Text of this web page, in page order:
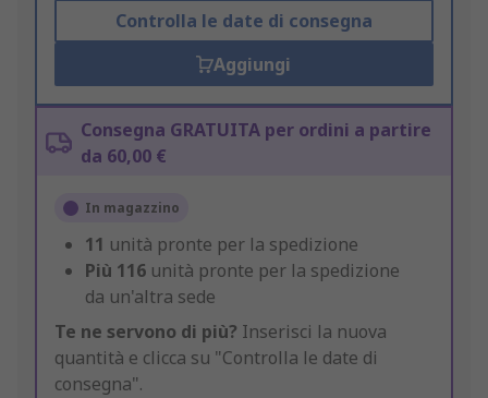
Controlla le date di consegna
Aggiungi
Consegna GRATUITA per ordini a partire
da 60,00 €
In magazzino
11 unità pronte per la spedizione
Più 116 unità pronte per la spedizione
da un'altra sede
Te ne servono di più? Inserisci la nuova
quantità e clicca su "Controlla le date di
consegna".